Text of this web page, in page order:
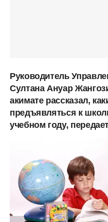
Руководитель
Султана Ануар
акимате рассказал,
предъявляться к
учебном году,